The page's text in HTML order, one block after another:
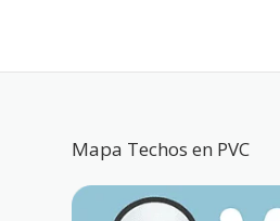
Mapa Techos en PVC